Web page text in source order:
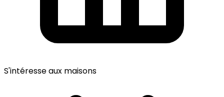
S'intéresse aux maisons